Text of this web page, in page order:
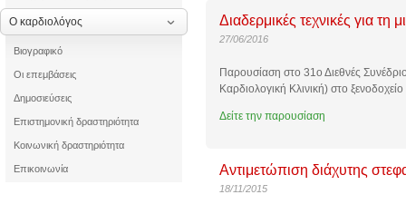
Ο καρδιολόγος
Βιογραφικό
Οι επεμβάσεις
Δημοσιεύσεις
Επιστημονική δραστηριότητα
Κοινωνική δραστηριότητα
Επικοινωνία
Διαδερμικές τεχνικές για τη
27/06/2016
Παρουσίαση στο 31ο Διεθνές
Καρδιολογική Κλινική) στο
Δείτε την παρουσίαση
Αντιμετώπιση διάχυτης
18/11/2015